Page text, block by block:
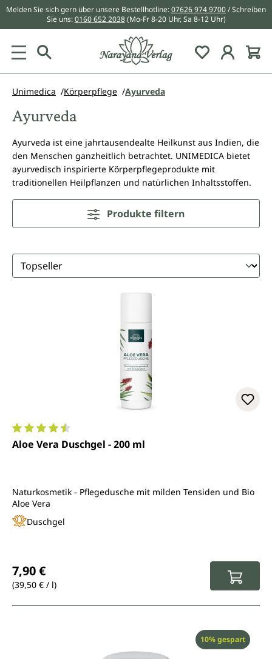
springen
Melden Sie sich gern über unsere Bestellhotline:07626 974 9700/ Schreiben
Sie uns:0160 652 2038 (Mo-Fr 8-20 Uhr, Sa 8-12 Uhr)
Du hast 0
Unimedica Körperpflege Ayurveda
Ayurveda
Ayurveda ist eine jahrtausendealte Heilkunst aus Indien, die
den Menschen ganzheitlich betrachtet. UNIMEDICA bietet
ayurvedisch inspirierte Körperpflegeprodukte mit
traditionellen Heilpflanzen und natürlichen Inhaltsstoffen.
Produkte filtern
Durchschnittliche Bewertung von 4.6 von 5 Sternen
Aloe Vera Duschgel - 200 ml
Naturkosmetik - Pflegedusche mit milden Tensiden und Bio
Aloe Vera
Duschgel
7,90 €
(39,50 € / l)
Rabatt
10% gespart